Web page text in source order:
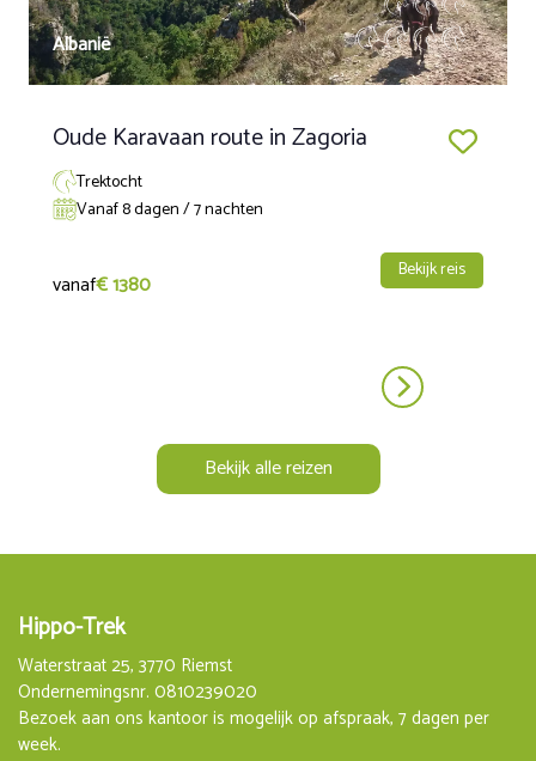
Albanië
Oude Karavaan route in Zagoria
Trektocht
Vanaf 8 dagen / 7 nachten
vanaf€ 1380 Bekijk reis
Bekijk alle reizen
Hippo-Trek
Waterstraat 25, 3770 Riemst
Ondernemingsnr. 0810239020
Bezoek aan ons kantoor is mogelijk op afspraak, 7 dagen per
week.